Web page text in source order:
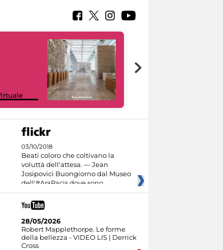
03/10/2018
Beati coloro che coltivano la
voluttà dell'attesa. — Jean
Josipovici Buongiorno dal Museo
dell'#AraPacis dove sono
28/05/2026
Robert Mapplethorpe. Le forme
della bellezza - VIDEO LIS | Derrick
Cross